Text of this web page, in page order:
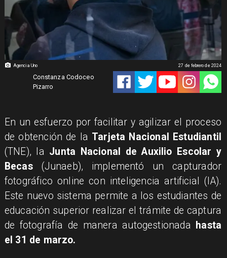
Agencia Uno
Constanza Codoceo
Pizarro
27 de febrero de 2024
​En un esfuerzo por facilitar y agilizar el proceso
de obtención de la Tarjeta Nacional Estudiantil
(TNE), la Junta Nacional de Auxilio Escolar y
Becas(Junaeb), implementó un capturador
fotográfico online con inteligencia artificial (IA).
Este nuevo sistema permite a los estudiantes de
educación superior realizar el trámite de captura
de fotografía de manera autogestionada hasta
el 31 de marzo.